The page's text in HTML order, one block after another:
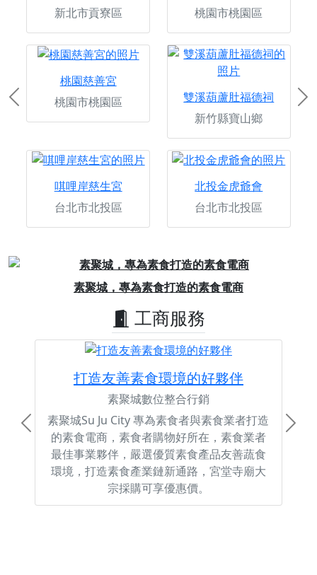
新北市貢寮區
桃園市桃園區
桃園慈善宮
桃園市桃園區
雙溪葫蘆肚福德祠
新竹縣寶山鄉
唭哩岸慈生宮
台北市北投區
北投金虎爺會
台北市北投區
Previous
素聚城，專為素食打造的素食電商
Previous
工商服務
打造友善素食環境的好夥伴
素聚城數位整合行銷
素聚城Su Ju City 專為素食者與素食業者打造
的素食電商，素食者購物好所在，素食業者
最佳事業夥伴，嚴選優質素食產品友善蔬食
環境，打造素食產業鏈新通路，宮堂寺廟大
宗採購可享優惠價。
Previous Next